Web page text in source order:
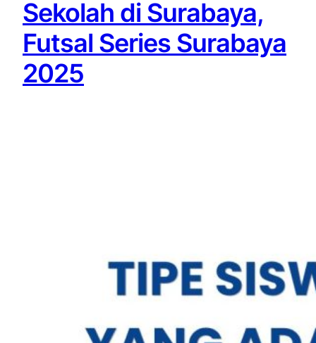
Sekolah di Surabaya,
Futsal Series Surabaya
2025